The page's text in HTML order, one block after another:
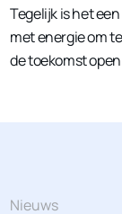
Tegelijk is het
met energie om
de toekomst
Nieuws